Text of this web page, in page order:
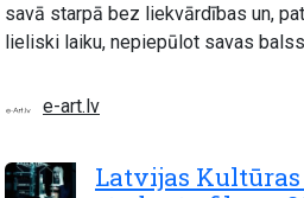
savā starpā bez liekvārdības un,
lieliski laiku, nepiepūlot savas
e-art.lv
Latvijas